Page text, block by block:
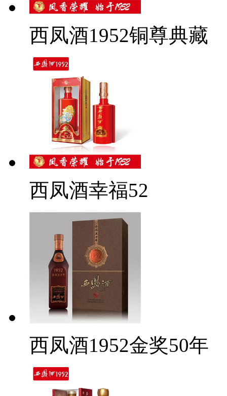
西凤酒1952铜尊典藏
西凤酒幸福52
西凤酒1952金奖50年